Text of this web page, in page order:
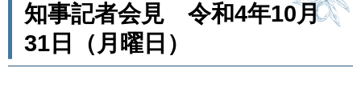
知事記者会見 令和4年10月
31日（月曜日）